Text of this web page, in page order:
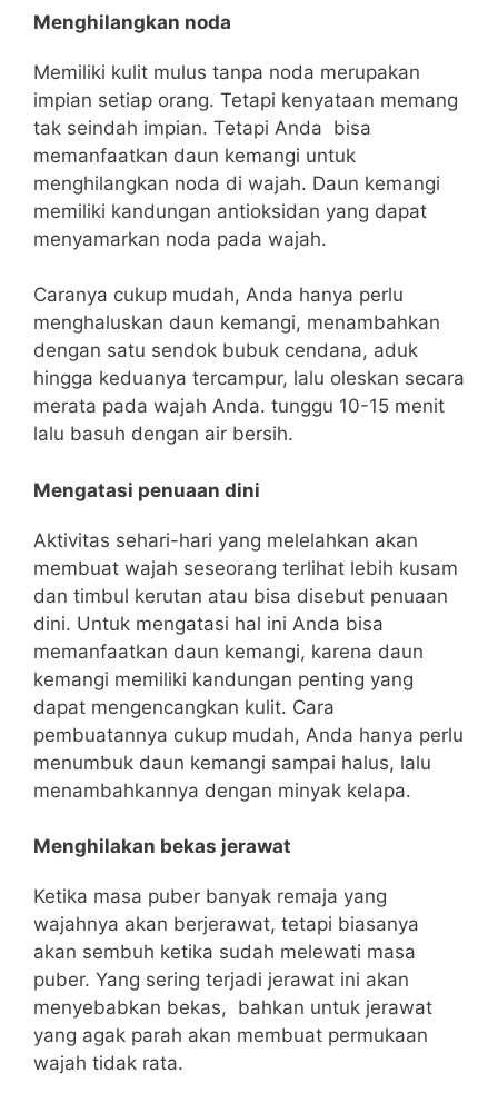
Menghilangkan noda
Memiliki kulit mulus tanpa noda merupakan
impian setiap orang. Tetapi kenyataan memang
tak seindah impian. Tetapi Anda bisa
memanfaatkan daun kemangi untuk
menghilangkan noda di wajah. Daun kemangi
memiliki kandungan antioksidan yang dapat
menyamarkan noda pada wajah.
Caranya cukup mudah, Anda hanya perlu
menghaluskan daun kemangi, menambahkan
dengan satu sendok bubuk cendana, aduk
hingga keduanya tercampur, lalu oleskan secara
merata pada wajah Anda. tunggu 10-15 menit
lalu basuh dengan air bersih.
Mengatasi penuaan dini
Aktivitas sehari-hari yang melelahkan akan
membuat wajah seseorang terlihat lebih kusam
dan timbul kerutan atau bisa disebut penuaan
dini. Untuk mengatasi hal ini Anda bisa
memanfaatkan daun kemangi, karena daun
kemangi memiliki kandungan penting yang
dapat mengencangkan kulit. Cara
pembuatannya cukup mudah, Anda hanya perlu
menumbuk daun kemangi sampai halus, lalu
menambahkannya dengan minyak kelapa.
Menghilakan bekas jerawat
Ketika masa puber banyak remaja yang
wajahnya akan berjerawat, tetapi biasanya
akan sembuh ketika sudah melewati masa
puber. Yang sering terjadi jerawat ini akan
menyebabkan bekas, bahkan untuk jerawat
yang agak parah akan membuat permukaan
wajah tidak rata.